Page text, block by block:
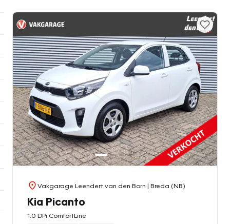
Vakgarage Leendert van den Born | Breda (NB)
Kia Picanto
1.0 DPi ComfortLine